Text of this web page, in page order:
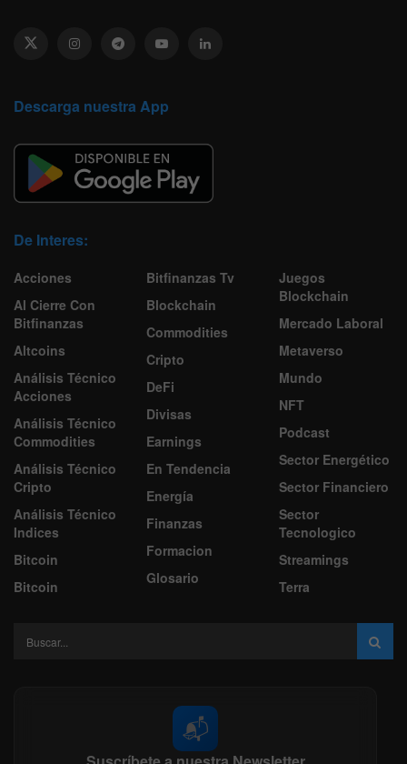
Descarga nuestra App
De Interes:
Acciones
Al Cierre Con
Bitfinanzas
Altcoins
Análisis Técnico
Acciones
Análisis Técnico
Commodities
Análisis Técnico
Cripto
Análisis Técnico
Indices
Bitcoin
Bitcoin
Bitfinanzas Tv
Blockchain
Commodities
Cripto
DeFi
Divisas
Earnings
En Tendencia
Energía
Finanzas
Formacion
Glosario
Juegos
Blockchain
Mercado Laboral
Metaverso
Mundo
NFT
Podcast
Sector Energético
Sector Financiero
Sector
Tecnologico
Streamings
Terra
📬